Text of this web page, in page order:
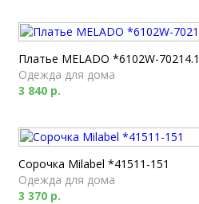
Платье MELADO *6102W-
Одежда для дома
3 840 р.
Сорочка Milabel *41511-151
Одежда для дома
3 370 р.